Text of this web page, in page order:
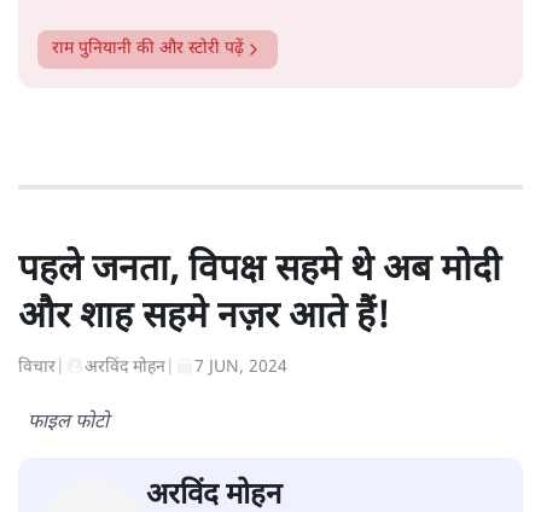
राम पुनियानी की और स्टोरी पढ़ें
पहले जनता, विपक्ष सहमे थे अब मोदी
और शाह सहमे नज़र आते हैं!
विचार अरविंद मोहन 7 JUN, 2024